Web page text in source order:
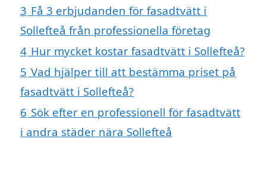
3 Få 3 erbjudanden för fasadtvätt i
Sollefteå från professionella företag
4 Hur mycket kostar fasadtvätt i Sollefteå?
5 Vad hjälper till att bestämma priset på
fasadtvätt i Sollefteå?
6 Sök efter en professionell för fasadtvätt
i andra städer nära Sollefteå